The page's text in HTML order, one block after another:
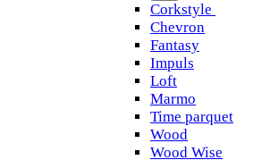
Corkstyle
Chevron
Fantasy
Impuls
Loft
Marmo
Time parquet
Wood
Wood Wise